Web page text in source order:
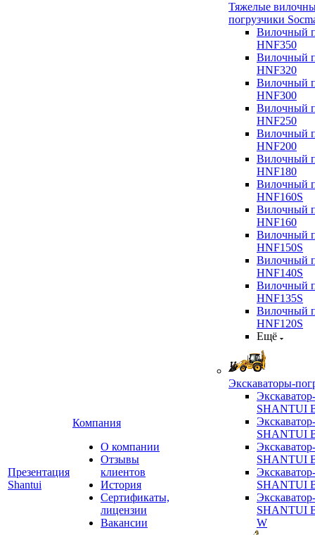
Презентация
Shantui
Компания
О компании
Отзывы
клиентов
История
Сертификаты,
лицензии
Вакансии
Тяжелые
погрузчики
Вилочный
HNF350
Вилочный
HNF320
Вилочный
HNF300
Вилочный
HNF250
Вилочный
HNF200
Вилочный
HNF180
Вилочный
HNF160S
Вилочный
HNF160
Вилочный
HNF150S
Вилочный
HNF140S
Вилочный
HNF135S
Вилочный
HNF120S
Ещё
Экскаваторы-
SHANTUI
SHANTUI
SHANTUI
SHANTUI
SHANTUI
W